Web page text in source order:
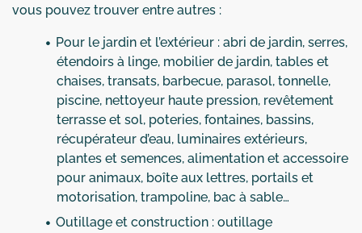
vous pouvez trouver entre autres :
Pour le jardin et l’extérieur : abri de jardin, serres,
étendoirs à linge, mobilier de jardin, tables et
chaises, transats, barbecue, parasol, tonnelle,
piscine, nettoyeur haute pression, revêtement
terrasse et sol, poteries, fontaines, bassins,
récupérateur d’eau, luminaires extérieurs,
plantes et semences, alimentation et accessoire
pour animaux, boîte aux lettres, portails et
motorisation, trampoline, bac à sable…
Outillage et construction : outillage